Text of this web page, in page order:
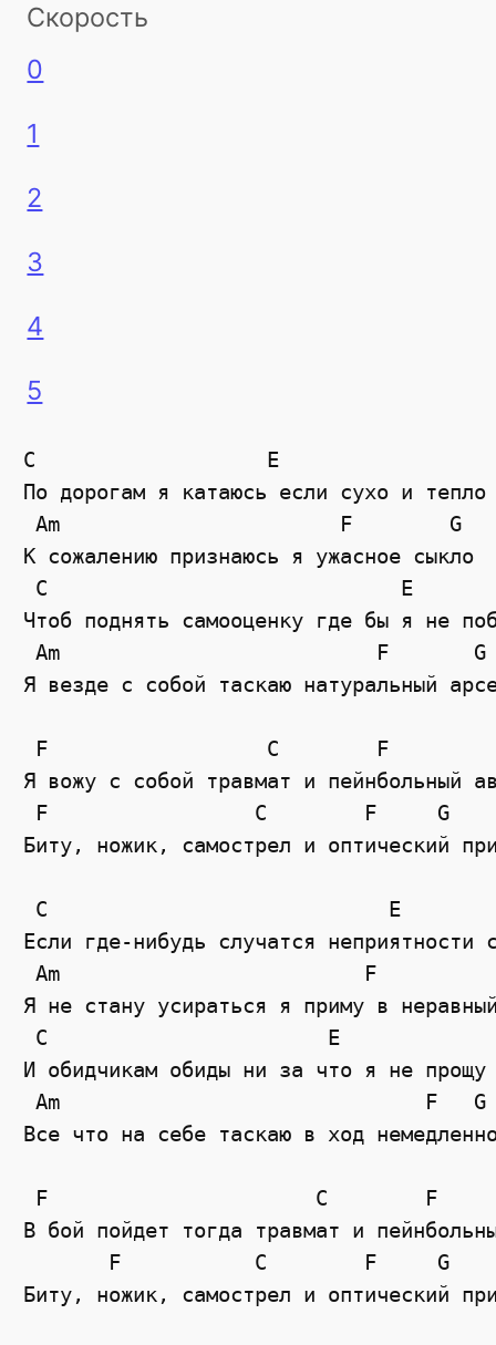
Скорость
0
1
2
3
4
5
C                   E
По дорогам я катаюсь если сухо и
Am                       F        G
К сожалению признаюсь я ужасное сыкло
C                             E
Чтоб поднять самооценку где бы я не
Am                          F       G
Я везде с собой таскаю натуральный
F                  C        F
Я вожу с собой травмат и пейнбольный
F                 C        F     G
Биту, ножик, самострел и оптический
C                            E
Если где-нибудь случатся
Am                         F
Я не стану усираться я приму в
C                       E
И обидчикам обиды ни за что я не
Am                              F   G
Все что на себе таскаю в ход
F                      C        F
В бой пойдет тогда травмат и
F           C        F     G
Биту, ножик, самострел и оптический